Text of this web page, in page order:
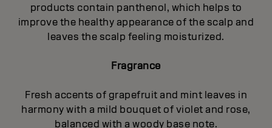
products contain panthenol, which helps to
improve the healthy appearance of the scalp and
leaves the scalp feeling moisturized.
Fragrance
Fresh accents of grapefruit and mint leaves in
harmony with a mild bouquet of violet and rose,
balanced with a woody base note.